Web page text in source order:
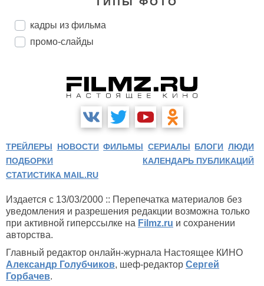
кадры из фильма
промо-слайды
ТРЕЙЛЕРЫ НОВОСТИ ФИЛЬМЫ СЕРИАЛЫ БЛОГИ ЛЮДИ
ПОДБОРКИ
КАЛЕНДАРЬ ПУБЛИКАЦИЙ
СТАТИСТИКА MAIL.RU
Издается с 13/03/2000 :: Перепечатка материалов без
уведомления и разрешения редакции возможна только
при активной гиперссылке на Filmz.ru и сохранении
авторства.
Главный редактор онлайн-журнала Настоящее КИНО
Александр Голубчиков, шеф-редактор Сергей
Горбачев.